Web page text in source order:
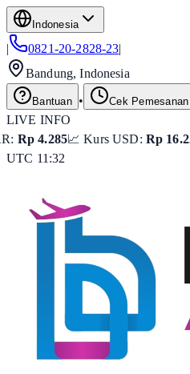
Indonesia
| 0821-20-2828-23|
Bandung, Indonesia
Bantuan • Cek Pemesanan
LIVE INFO
Kurs USD:Rp 16.220🚀 Slot
UTC 11:32